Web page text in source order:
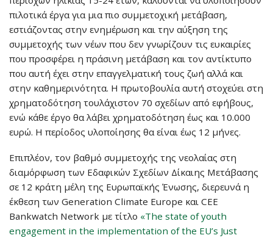
πιλοτικά έργα για μια πιο συμμετοχική μετάβαση,
εστιάζοντας στην ενημέρωση και την αύξηση της
συμμετοχής των νέων που δεν γνωρίζουν τις ευκαιρίες
που προσφέρει η πράσινη μετάβαση και τον αντίκτυπο
που αυτή έχει στην επαγγελματική τους ζωή αλλά και
στην καθημερινότητα. Η πρωτοβουλία αυτή στοχεύει στη
χρηματοδότηση τουλάχιστον 70 σχεδίων από εφήβους,
ενώ κάθε έργο θα λάβει χρηματοδότηση έως και 10.000
ευρώ. Η περίοδος υλοποίησης θα είναι έως 12 μήνες.
Επιπλέον, τον βαθμό συμμετοχής της νεολαίας στη
διαμόρφωση των Εδαφικών Σχεδίων Δίκαιης Μετάβασης
σε 12 κράτη μέλη της Ευρωπαϊκής Ένωσης, διερευνά η
έκθεση των Generation Climate Europe και CEE
Bankwatch Network με τίτλο «The state of youth
engagement in the implementation of the EU’s Just